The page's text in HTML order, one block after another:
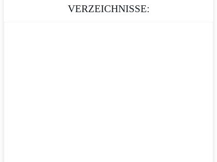
VERZEICHNISSE: